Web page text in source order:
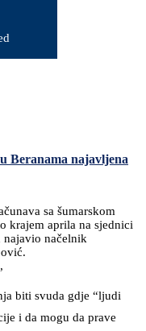
Beranama najavljena
sa šumarskom
krajem aprila na sjednici
najavio načelnik
biti svuda gdje “ljudi
i da mogu da prave